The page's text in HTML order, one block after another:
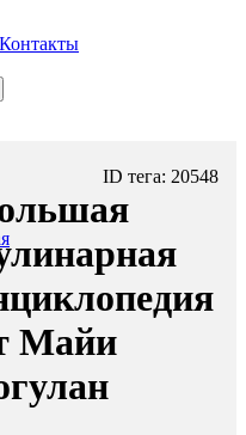
Контакты
ID тега: 20548
Майи